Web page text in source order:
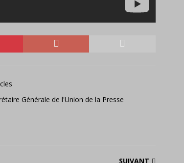
Générale de l'Union de la Presse
SUIVANT